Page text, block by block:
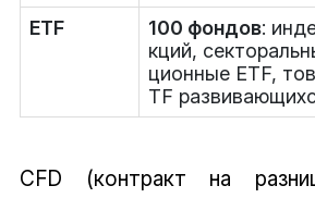
ETF
100 фондов:
кций,
ционные ETF,
TF
CFD (контракт на